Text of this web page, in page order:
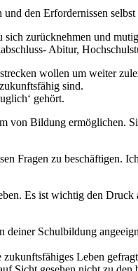
den Erfordernissen
zurücknehmen und
Abitur,
wollen um weiter
sind.
gehört.
Bildung ermöglichen.
Fragen zu beschäftigen.
Es ist wichtig den
Schulbildung
Leben